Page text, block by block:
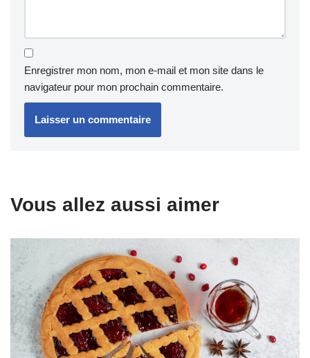
Enregistrer mon nom, mon e-mail et mon site dans le
navigateur pour mon prochain commentaire.
Vous allez aussi aimer